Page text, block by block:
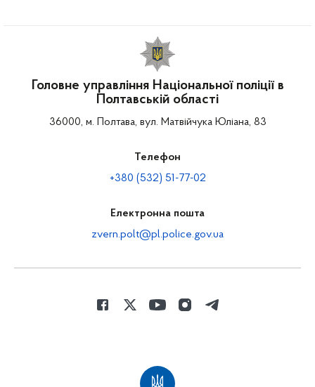
Головне управління Національної поліції в
Полтавській області
36000, м. Полтава, вул. Матвійчука Юліана, 83
Телефон
+380 (532) 51-77-02
Електронна пошта
zvern.polt@pl.police.gov.ua